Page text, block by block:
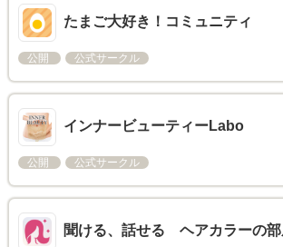
たまご大好き！コミュニティ
公開 公式サークル
インナービューティーLabo
公開 公式サークル
聞ける、話せる ヘアカラーの